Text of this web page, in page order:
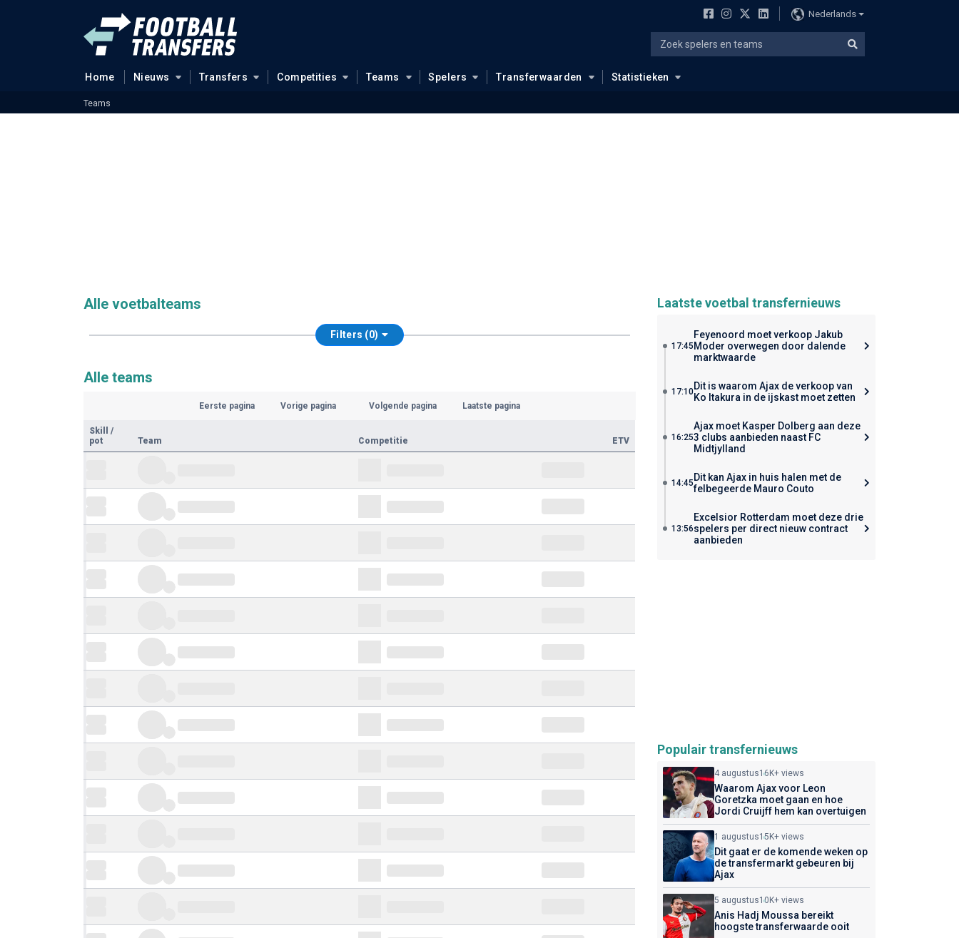
Nederlands
Home Nieuws Transfers Competities Teams Spelers Transferwaarden Statistieken
Teams
Alle voetbalteams
Filters (0)
Alle teams
Eerste pagina Vorige pagina Volgende pagina Laatste pagina
Skill
/
pot
Team Competitie ETV
Laatste voetbal transfernieuws
17:45
Feyenoord moet verkoop Jakub
Moder overwegen door dalende
marktwaarde
17:10Dit is waarom Ajax de verkoop van
Ko Itakura in de ijskast moet zetten
16:25
Ajax moet Kasper Dolberg aan deze
3 clubs aanbieden naast FC
Midtjylland
14:45 Dit kan Ajax in huis halen met de
felbegeerde Mauro Couto
13:56
Excelsior Rotterdam moet deze drie
spelers per direct nieuw contract
aanbieden
Populair transfernieuws
4 augustus16K+ views
Waarom Ajax voor Leon
Goretzka moet gaan en hoe
Jordi Cruijff hem kan overtuigen
1 augustus15K+ views
Dit gaat er de komende weken op
de transfermarkt gebeuren bij
Ajax
5 augustus10K+ views
Anis Hadj Moussa bereikt
hoogste transferwaarde ooit